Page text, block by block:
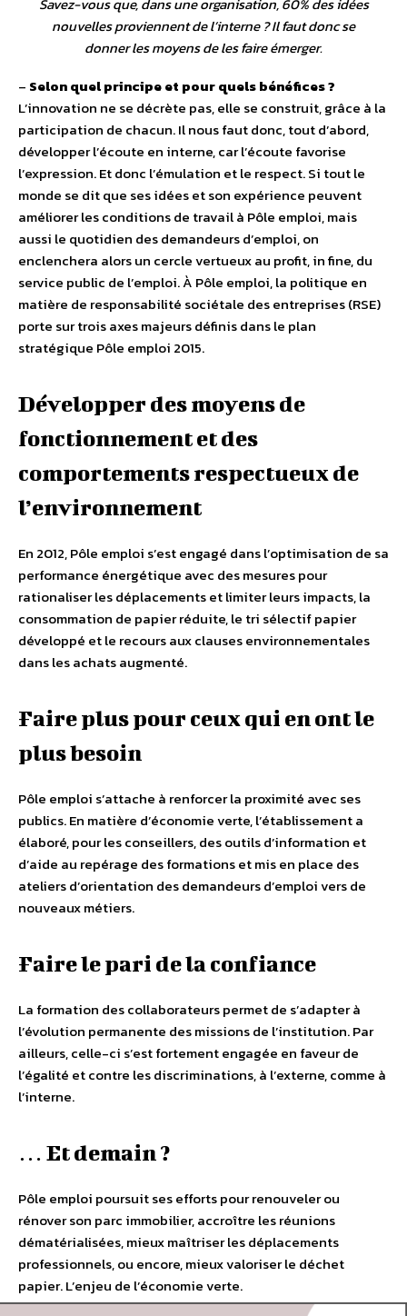
Savez-vous que, dans une organisation, 60% des idées
nouvelles proviennent de l’interne ? Il faut donc se
donner les moyens de les faire émerger.
– Selon quel principe et pour quels bénéfices ?
L’innovation ne se décrète pas, elle se construit, grâce à la
participation de chacun. Il nous faut donc, tout d’abord,
développer l’écoute en interne, car l’écoute favorise
l’expression. Et donc l’émulation et le respect. Si tout le
monde se dit que ses idées et son expérience peuvent
améliorer les conditions de travail à Pôle emploi, mais
aussi le quotidien des demandeurs d’emploi, on
enclenchera alors un cercle vertueux au profit, in fine, du
service public de l’emploi. À Pôle emploi, la politique en
matière de responsabilité sociétale des entreprises (RSE)
porte sur trois axes majeurs définis dans le plan
stratégique Pôle emploi 2015.
Développer des moyens de
fonctionnement et des
comportements respectueux de
l’environnement
En 2012, Pôle emploi s’est engagé dans l’optimisation de sa
performance énergétique avec des mesures pour
rationaliser les déplacements et limiter leurs impacts, la
consommation de papier réduite, le tri sélectif papier
développé et le recours aux clauses environnementales
dans les achats augmenté.
Faire plus pour ceux qui en ont le
plus besoin
Pôle emploi s’attache à renforcer la proximité avec ses
publics. En matière d’économie verte, l’établissement a
élaboré, pour les conseillers, des outils d’information et
d’aide au repérage des formations et mis en place des
ateliers d’orientation des demandeurs d’emploi vers de
nouveaux métiers.
Faire le pari de la confiance
La formation des collaborateurs permet de s’adapter à
l’évolution permanente des missions de l’institution. Par
ailleurs, celle-ci s’est fortement engagée en faveur de
l’égalité et contre les discriminations, à l’externe, comme à
l’interne.
… Et demain ?
Pôle emploi poursuit ses efforts pour renouveler ou
rénover son parc immobilier, accroître les réunions
dématérialisées, mieux maîtriser les déplacements
professionnels, ou encore, mieux valoriser le déchet
papier. L’enjeu de l’économie verte.